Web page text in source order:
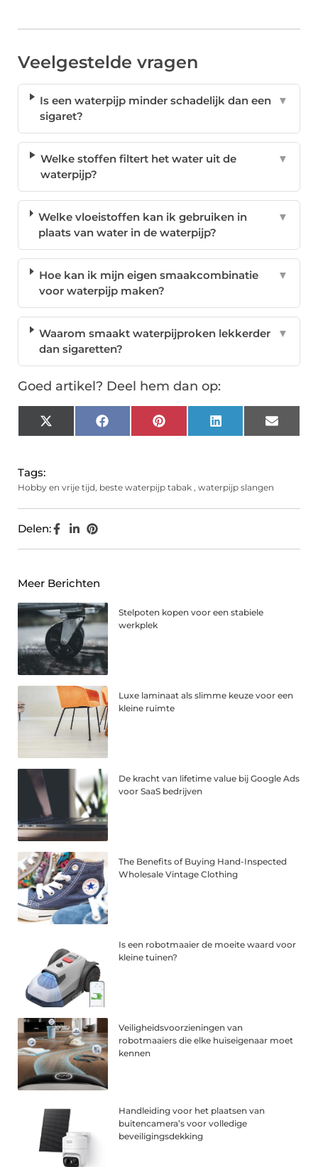
Veelgestelde vragen
Is een waterpijp minder schadelijk dan een
sigaret?
▼
Welke stoffen filtert het water uit de
waterpijp?
▼
Welke vloeistoffen kan ik gebruiken in
plaats van water in de waterpijp?
▼
Hoe kan ik mijn eigen smaakcombinatie
voor waterpijp maken?
▼
Waarom smaakt waterpijproken lekkerder
dan sigaretten?
▼
Goed artikel? Deel hem dan op:
X
(Twitter)
FacebookPinterest LinkedIn Email
Tags:
Hobby en vrije tijd, beste waterpijp tabak , waterpijp slangen
Delen:
Meer Berichten
Stelpoten kopen voor een stabiele
werkplek
Luxe laminaat als slimme keuze voor een
kleine ruimte
De kracht van lifetime value bij Google Ads
voor SaaS bedrijven
The Benefits of Buying Hand-Inspected
Wholesale Vintage Clothing
Is een robotmaaier de moeite waard voor
kleine tuinen?
Veiligheidsvoorzieningen van
robotmaaiers die elke huiseigenaar moet
kennen
Handleiding voor het plaatsen van
buitencamera’s voor volledige
beveiligingsdekking